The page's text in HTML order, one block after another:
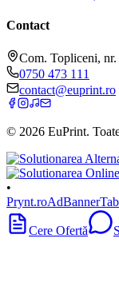
Contact
Com. Topliceni,
0750 473 111
contact@euprint.ro
© 2026 EuPrint.
•
Prynt.roAdBanner
Cere Ofertă